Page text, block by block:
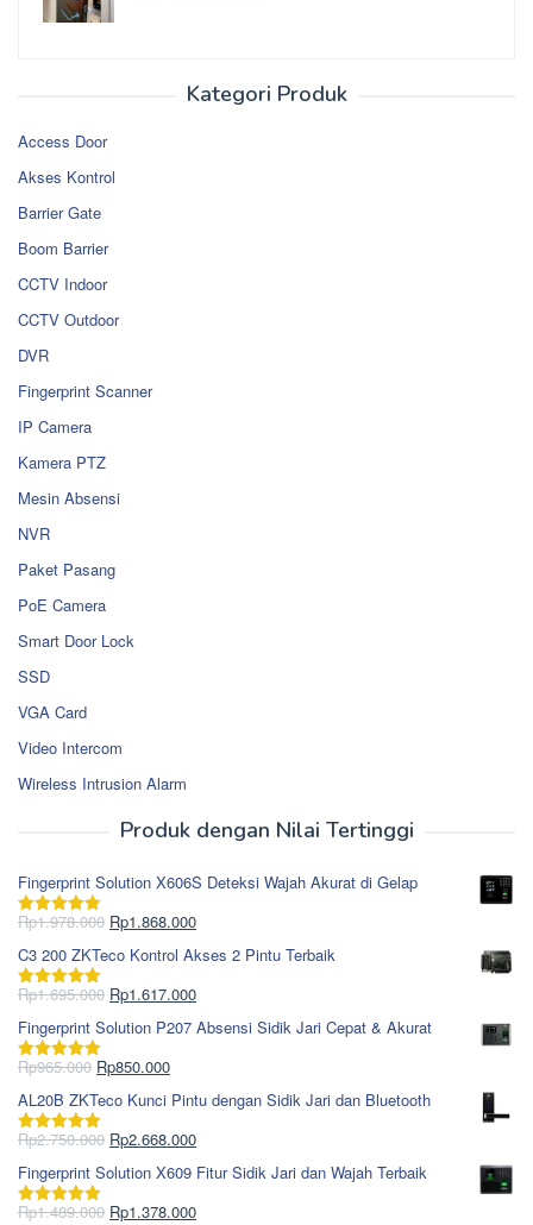
Kategori Produk
Access Door
Akses Kontrol
Barrier Gate
Boom Barrier
CCTV Indoor
CCTV Outdoor
DVR
Fingerprint Scanner
IP Camera
Kamera PTZ
Mesin Absensi
NVR
Paket Pasang
PoE Camera
Smart Door Lock
SSD
VGA Card
Video Intercom
Wireless Intrusion Alarm
Produk dengan Nilai Tertinggi
Fingerprint Solution X606S Deteksi Wajah Akurat di Gelap
Dinilai5.00
Rp1.978.000 Harga
aslinya
adalah:
Rp1.978.000.
Rp1.868.000Harga
saat
ini
adalah:
C3 200 ZKTeco Kontrol Akses 2 Pintu Terbaik
Dinilai5.00
Rp1.695.000 Harga
aslinya
adalah:
Rp1.695.000.
Rp1.617.000Harga
saat
ini
Fingerprint Solution P207 Absensi Sidik Jari Cepat & Akurat
Dinilai5.00
Rp965.000 Harga
aslinya
adalah:
Rp965.000.
Rp850.000Harga
saat
ini
adalah:
AL20B ZKTeco Kunci Pintu dengan Sidik Jari dan Bluetooth
Dinilai5.00
Rp2.750.000 Harga
aslinya
adalah:
Rp2.750.000.
Rp2.668.000Harga
saat
ini
adalah:
Fingerprint Solution X609 Fitur Sidik Jari dan Wajah Terbaik
Dinilai5.00
Rp1.489.000 Harga
Rp1.378.000Harga